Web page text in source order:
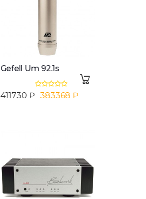
Gefell Um 92.1s
411730 ₽ 383368 ₽